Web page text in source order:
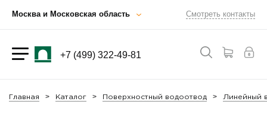
Москва и Московская область Смотреть контакты
+7 (499) 322-49-81
Главная Каталог Поверхностный водоотвод Линейный